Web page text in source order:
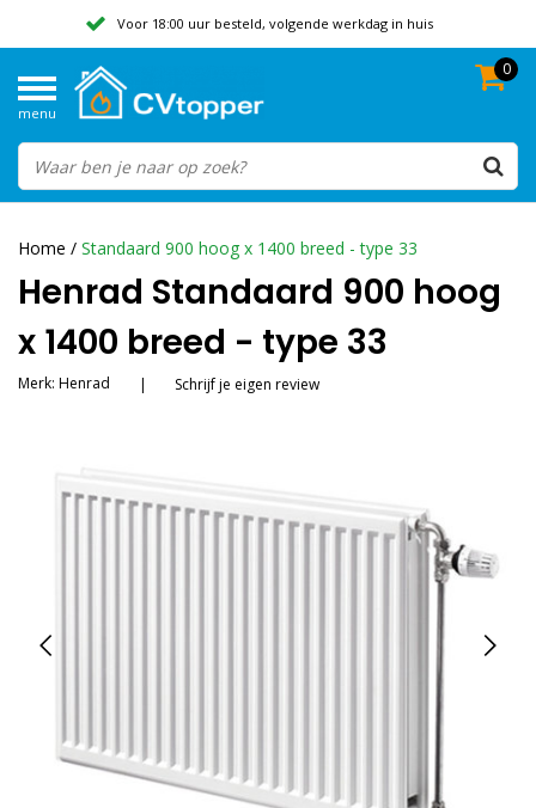
Voor 18:00 uur besteld, volgende werkdag in huis
Beoordeeld met een 9,8
menu
0
Home / Standaard 900 hoog x 1400 breed - type 33
Henrad Standaard 900 hoog
x 1400 breed - type 33
Merk: Henrad | Schrijf je eigen review